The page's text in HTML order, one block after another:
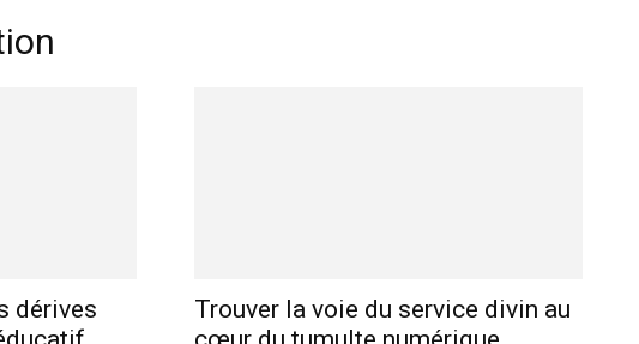
dérives
Trouver la voie du service divin au